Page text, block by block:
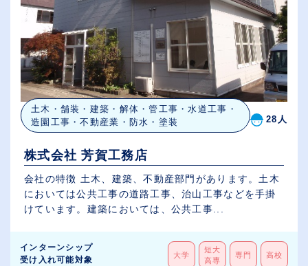
土木・舗装・建築・解体・管工事・水道工事・
造園工事・不動産業・防水・塗装
28人
株式会社 芳賀工務店
会社の特徴 土木、建築、不動産部門があります。土木
においては公共工事の道路工事、治山工事などを手掛
けています。建築においては、公共工事...
インターンシップ
受け入れ可能対象
大学
短大
高専
専門 高校